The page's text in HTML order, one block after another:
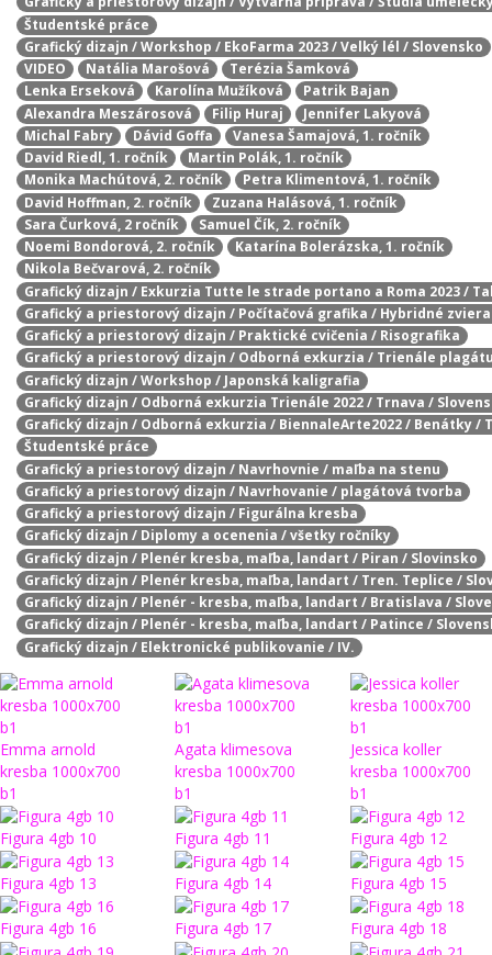
Študentské práce
Grafický dizajn / Workshop / EkoFarma 2023 / Velký lél / Slovensko
VIDEO
Natália Marošová
Terézia Šamková
Lenka Erseková
Karolína Mužíková
Patrik Bajan
Alexandra Meszárosová
Filip Huraj
Jennifer Lakyová
Michal Fabry
Dávid Goffa
Vanesa Šamajová, 1. ročník
David Riedl, 1. ročník
Martin Polák, 1. ročník
Monika Machútová, 2. ročník
Petra Klimentová, 1. ročník
David Hoffman, 2. ročník
Zuzana Halásová, 1. ročník
Sara Čurková, 2 ročník
Samuel Čík, 2. ročník
Noemi Bondorová, 2. ročník
Katarína Bolerázska, 1. ročník
Nikola Bečvarová, 2. ročník
Grafický dizajn / Exkurzia Tutte le strade portano a Roma 2023 /
Grafický a priestorový dizajn / Počítačová grafika / Hybridné
Grafický a priestorový dizajn / Praktické cvičenia / Risografika
Grafický a priestorový dizajn / Odborná exkurzia / Trienále
Grafický dizajn / Workshop / Japonská kaligrafia
Grafický dizajn / Odborná exkurzia Trienále 2022 / Trnava /
Grafický dizajn / Odborná exkurzia / BiennaleArte2022 / Benátky /
Študentské práce
Grafický a priestorový dizajn / Navrhovnie / maľba na stenu
Grafický a priestorový dizajn / Navrhovanie / plagátová tvorba
Grafický a priestorový dizajn / Figurálna kresba
Grafický dizajn / Diplomy a ocenenia / všetky ročníky
Grafický dizajn / Plenér kresba, maľba, landart / Piran / Slovinsko
Grafický dizajn / Plenér kresba, maľba, landart / Tren. Teplice /
Grafický dizajn / Plenér - kresba, maľba, landart / Bratislava /
Grafický dizajn / Plenér - kresba, maľba, landart / Patince /
Grafický dizajn / Elektronické publikovanie / IV.
Emma arnold
kresba 1000x700
b1
Agata klimesova
kresba 1000x700
b1
Jessica koller
kresba 1000x700
b1
Figura 4gb 10 Figura 4gb 11 Figura 4gb 12
Figura 4gb 13 Figura 4gb 14 Figura 4gb 15
Figura 4gb 16 Figura 4gb 17 Figura 4gb 18